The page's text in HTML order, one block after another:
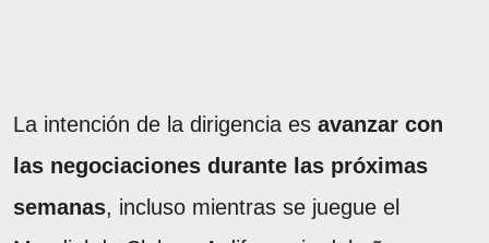
La intención de la dirigencia es avanzar con
las negociaciones durante las próximas
semanas, incluso mientras se juegue el